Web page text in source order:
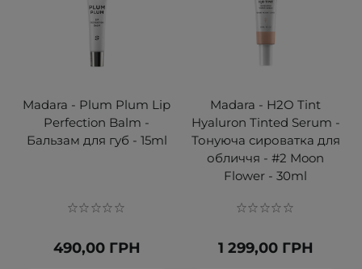
Madara - Plum Plum Lip
Perfection Balm -
Бальзам для губ - 15ml
490,00 ГРН
Madara - H2O Tint
Hyaluron Tinted Serum -
Тонуюча сироватка для
обличчя - #2 Moon
Flower - 30ml
1 299,00 ГРН